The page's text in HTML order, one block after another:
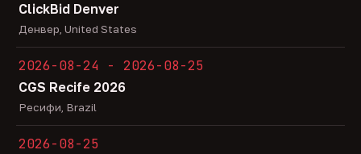
ClickBid Denver
Денвер, United States
2026-08-24 - 2026-08-25
CGS Recife 2026
Ресифи, Brazil
2026-08-25